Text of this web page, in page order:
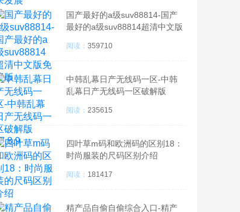
国产最好的a级suv88814-国产
最好的a级suv88814超清中文版
阅读： 359710
中韩乱幕日产无线码一区-中韩
乱幕日产无线码一区破解版
阅读： 235615
四叶草m码和欧洲码的区别18：
时尚服装的尺码区别介绍
阅读： 181417
精产品自偷自偷综合入口-精产